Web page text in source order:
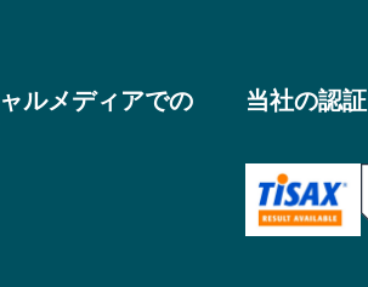
ルメディアでの
当社の認証